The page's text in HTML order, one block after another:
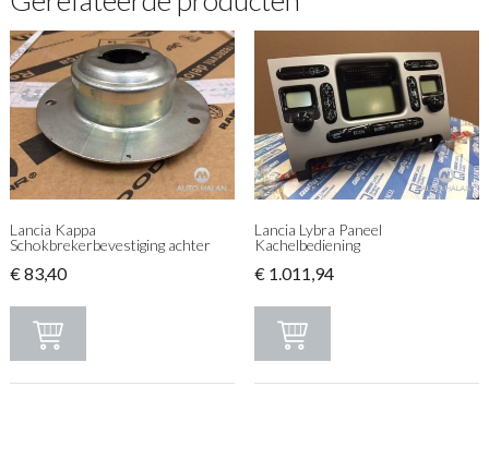
Lancia Kappa
Schokbrekerbevestiging achter
€83,40
Lancia Lybra Paneel
Kachelbediening
€1.011,94